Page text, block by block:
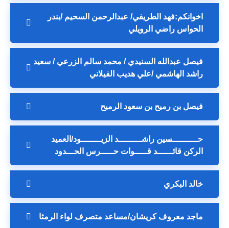
اخوانكم:فهد الطريفي/ عبدالرحمن السحيم /بندر
الحواس راضي الرويلي
فيصل عبدالله السنيدي / محمد سالم الزرعي / سعيد
راشد الهاشمي /علي هديب الفيلاني
فيصل بن رميح بن سعود الرميح
حــــــــــسين راشـــــــــد الزيــــــــود/العميد
الركن قائــــــد قـــــوات حـــــرس الحـــدود
خالد البكري
ماجد معروف كريشان/مساعد متصرف لواء الرمثا